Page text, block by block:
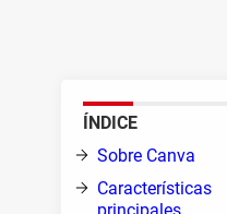
con el diseño
ÍNDICE
Sobre Canva
Características